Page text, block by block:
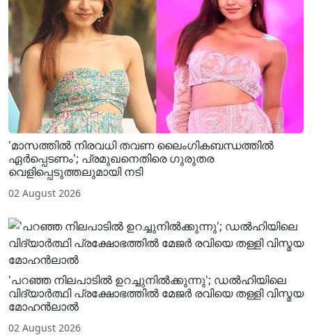
'മാസത്തിൽ നിരവധി തവണ ലൈം​ഗികബന്ധത്തിൽ
ഏർപ്പെടണം'; പ്രമുഖനെതിരെ ​ഗുരുതര
വെളിപ്പെടുത്തലുമായി നടി
02 August 2026
'പറഞ്ഞ നിലപാടിൽ ഉറച്ചുനിൽക്കുന്നു'; ഡൽഹിയിലെ
വിദ്യാർത്ഥി പ്രക്ഷോഭത്തിൽ മേജർ രവിയെ തള്ളി വിസ്മയ
മോഹൻലാൽ
02 August 2026